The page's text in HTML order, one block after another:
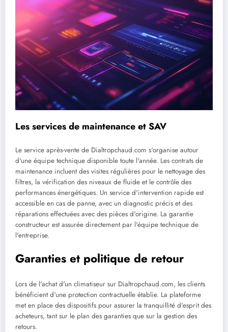
Les services de maintenance et SAV
Le service après-vente de Dialtropchaud.com s'organise autour
d'une équipe technique disponible toute l'année. Les contrats de
maintenance incluent des visites régulières pour le nettoyage des
filtres, la vérification des niveaux de fluide et le contrôle des
performances énergétiques. Un service d'intervention rapide est
accessible en cas de panne, avec un diagnostic précis et des
réparations effectuées avec des pièces d'origine. La garantie
constructeur est assurée directement par l'équipe technique de
l'entreprise.
Garanties et politique de retour
Lors de l'achat d'un climatiseur sur Dialtropchaud.com, les clients
bénéficient d'une protection contractuelle établie. La plateforme
met en place des dispositifs pour assurer la tranquillité d'esprit des
acheteurs, tant sur le plan des garanties que sur la gestion des
retours.